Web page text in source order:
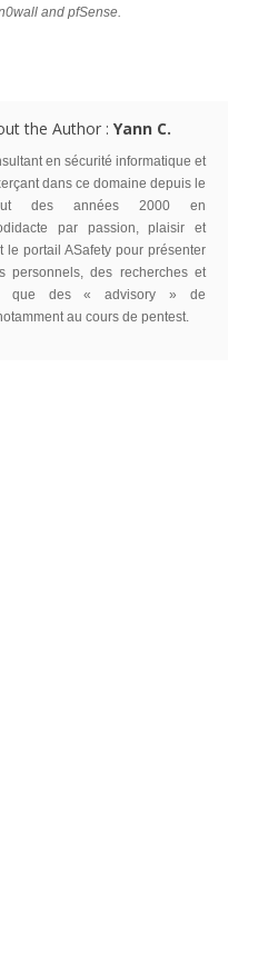
and pfSense.
the Author : Yann C.
en sécurité informatique et
dans ce domaine depuis le
des années 2000 en
par passion, plaisir et
le portail ASafety pour présenter
personnels, des recherches et
que des « advisory » de
au cours de pentest.